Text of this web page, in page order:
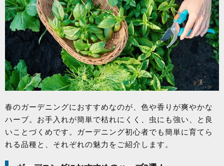
春のガーデニングにおすすめなのが、色や香りが爽やかな
ハーブ。お手入れが簡単で枯れにくく、虫にも強い、と良
いことづくめです。ガーデニング初心者でも簡単に育てら
れる品種と、それぞれの魅力をご紹介します。